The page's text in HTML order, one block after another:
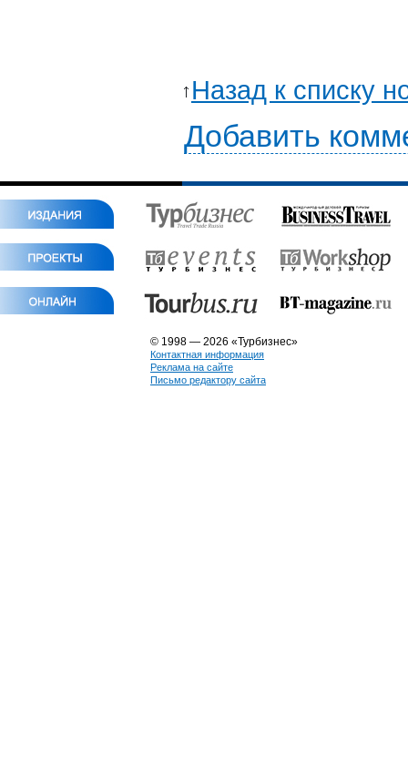
Назад к списку
Добавить
© 1998 — 2026 «Турбизнес»
Контактная информация
Реклама на сайте
Письмо редактору сайта